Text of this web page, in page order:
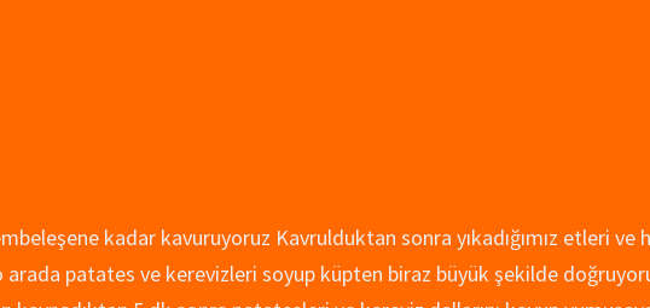
kadar kavuruyoruz Kavrulduktan sonra yıkadığımız etleri ve
patates ve kerevizleri soyup küpten biraz büyük şekilde